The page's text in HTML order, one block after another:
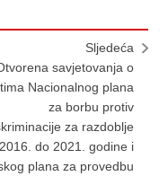
Sljedeća
savjetovanja o
Nacionalnog plana
za borbu protiv
za razdoblje
do 2021. godine i
plana za provedbu